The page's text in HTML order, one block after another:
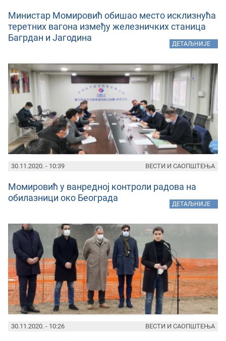
Министар Момировић обишао место исклизнућа
теретних вагона између железничких станица
Багрдан и Јагодина
ДЕТАЉНИЈЕ
30.11.2020. - 10:39
Момировић у ванредној контроли радова на
обилазници око Београда
ДЕТАЉНИЈЕ
ВЕСТИ И САОПШТЕЊА
30.11.2020. - 10:26 ВЕСТИ И САОПШТЕЊА